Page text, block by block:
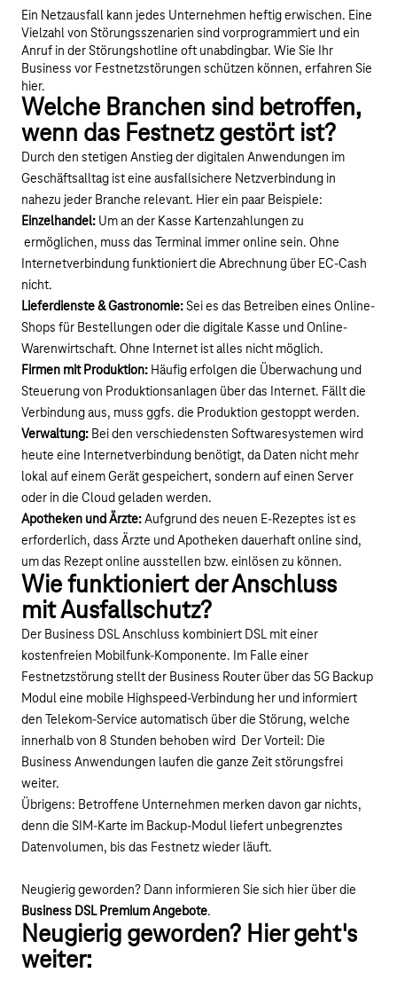
Ein Netzausfall kann jedes Unternehmen heftig erwischen. Eine
Vielzahl von Störungsszenarien sind vorprogrammiert und ein
Anruf in der Störungshotline oft unabdingbar. Wie Sie Ihr
Business vor Festnetzstörungen schützen können, erfahren Sie
hier.
Welche Branchen sind betroffen,
wenn das Festnetz gestört ist?
Durch den stetigen Anstieg der digitalen Anwendungen im
Geschäftsalltag ist eine ausfallsichere Netzverbindung in
nahezu jeder Branche relevant. Hier ein paar Beispiele:
Einzelhandel: Um an der Kasse Kartenzahlungen zu
ermöglichen, muss das Terminal immer online sein. Ohne
Internetverbindung funktioniert die Abrechnung über EC-Cash
nicht.
Lieferdienste & Gastronomie:Sei es das Betreiben eines Online-
Shops für Bestellungen oder die digitale Kasse und Online-
Warenwirtschaft. Ohne Internet ist alles nicht möglich.
Firmen mit Produktion: Häufig erfolgen die Überwachung und
Steuerung von Produktionsanlagen über das Internet. Fällt die
Verbindung aus, muss ggfs. die Produktion gestoppt werden.
Verwaltung: Bei den verschiedensten Softwaresystemen wird
heute eine Internetverbindung benötigt, da Daten nicht mehr
lokal auf einem Gerät gespeichert, sondern auf einen Server
oder in die Cloud geladen werden.
Apotheken und Ärzte:Aufgrund des neuen E-Rezeptes ist es
erforderlich, dass Ärzte und Apotheken dauerhaft online sind,
um das Rezept online ausstellen bzw. einlösen zu können.
Wie funktioniert der Anschluss
mit Ausfallschutz?
Der Business DSL Anschluss kombiniert DSL mit einer
kostenfreien Mobilfunk-Komponente. Im Falle einer
Festnetzstörung stellt der Business Router über das 5G Backup
Modul eine mobile Highspeed-Verbindung her und informiert
den Telekom-Service automatisch über die Störung, welche
innerhalb von 8 Stunden behoben wird Der Vorteil: Die
Business Anwendungen laufen die ganze Zeit störungsfrei
weiter.
Übrigens: Betroffene Unternehmen merken davon gar nichts,
denn die SIM-Karte im Backup-Modul liefert unbegrenztes
Datenvolumen, bis das Festnetz wieder läuft.
Neugierig geworden? Dann informieren Sie sich hier über die
Business DSL Premium Angebote.
Neugierig geworden? Hier geht's
weiter: